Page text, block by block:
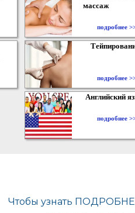
массаж
подробнее
подробнее
Английский
подробнее